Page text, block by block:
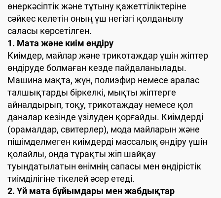
өнеркәсіптік және тұтыну қажеттіліктеріне
сәйкес келетін оның үш негізгі қолданылу
саласы көрсетілген.
1. Мата және киім өндіру
Киімдер, майлар және трикотаждар үшін жіптер
өндіруде болмаған кезде пайдаланылады.
Машина мақта, жүн, полиэфир немесе аралас
талшықтарды біркелкі, мықты жіптерге
айналдырып, тоқу, трикотаждау немесе қол
даналар кезінде үзілуден қорғайды. Киімдерді
(орамалдар, свитерлер), мода майларын және
пішімделмеген киімдерді массалық өндіру үшін
қолайлы, онда тұрақты жіп шайқау
туындатылатын өнімнің сапасы мен өндірістік
тиімділігіне тікелей әсер етеді.
2. Үй мата бұйымдары мен жабдықтар